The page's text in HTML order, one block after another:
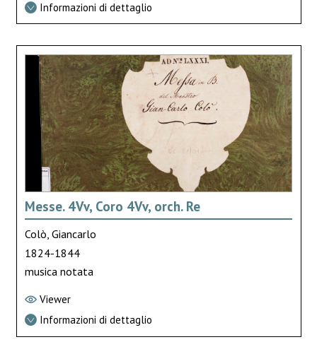
Informazioni di dettaglio
Messe. 4Vv, Coro 4Vv, orch. Re
Colò, Giancarlo
1824-1844
musica notata
Viewer
Informazioni di dettaglio